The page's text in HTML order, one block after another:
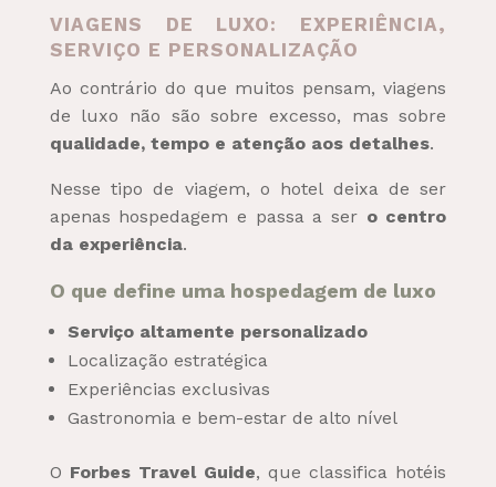
VIAGENS DE LUXO: EXPERIÊNCIA,
SERVIÇO E PERSONALIZAÇÃO
Ao contrário do que muitos pensam, viagens
de luxo não são sobre excesso, mas sobre
qualidade, tempo e atenção aos detalhes.
Nesse tipo de viagem, o hotel deixa de ser
apenas hospedagem e passa a ser o centro
da experiência.
O que define uma hospedagem de luxo
Serviço altamente personalizado
Localização estratégica
Experiências exclusivas
Gastronomia e bem-estar de alto nível
O Forbes Travel Guide, que classifica hotéis